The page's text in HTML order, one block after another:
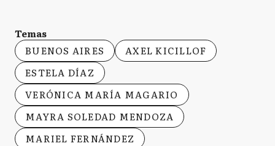
Temas
BUENOS AIRES
AXEL KICILLOF
ESTELA DÍAZ
VERÓNICA MARÍA MAGARIO
MAYRA SOLEDAD MENDOZA
MARIEL FERNÁNDEZ